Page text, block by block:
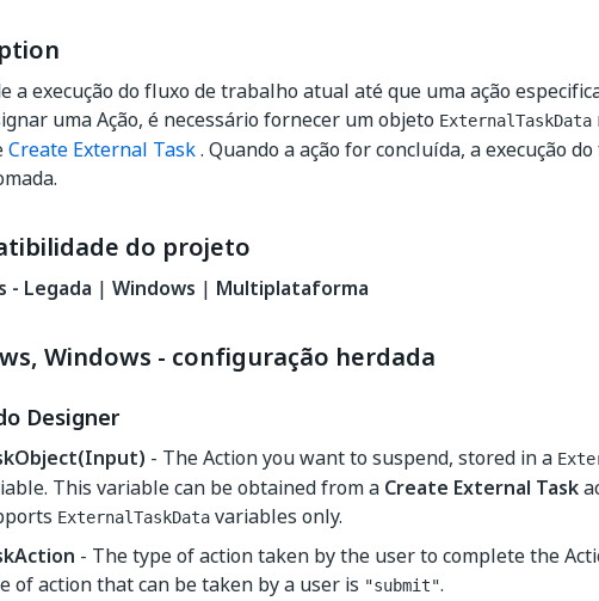
a execução do fluxo de trabalho atual até que uma ação
uma Ação, é necessário fornecer um objeto ExternalTaskData
Create External Task. Quando a ação for concluída, a execução
do projeto
- Legada | Windows | Multiplataforma
Windows - configuração herdada
Designer
- The Action you want to suspend, stored in a
This variable can be obtained from a Create External Task
ExternalTaskData variables only.
- The type of action taken by the user to complete the
of action that can be taken by a user is "submit".